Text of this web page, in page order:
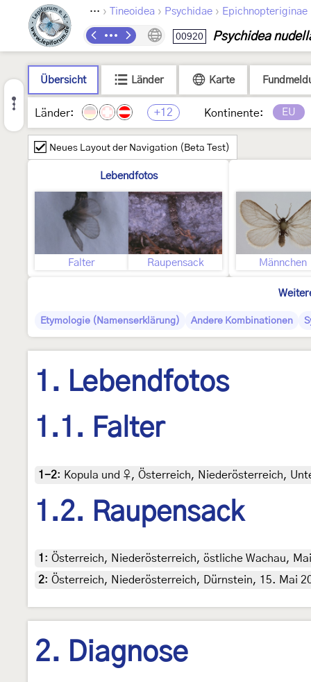
Lepidoptera › Tineoidea › Psychidae › Epichnopteriginae
00920 Psychidea
Übersicht Länder Karte
Länder: +12 Kontinente: EU
Neues Layout der Navigation (Beta Test)
Lebendfotos
Falter Raupensack Männchen
Etymologie (Namenserklärung) Andere Kombinationen
1. Lebendfotos
1.1. Falter
1-2: Kopula und ♀, Österreich, Niederösterreich,
1.2. Raupensack
1 : Österreich, Niederösterreich, östliche Wachau,
2: Österreich, Niederösterreich, Dürnstein, 15. Mai
2. Diagnose